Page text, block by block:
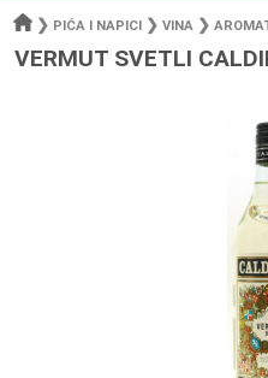
❯ PIĆA I NAPICI ❯ VINA ❯
VERMUT SVETLI